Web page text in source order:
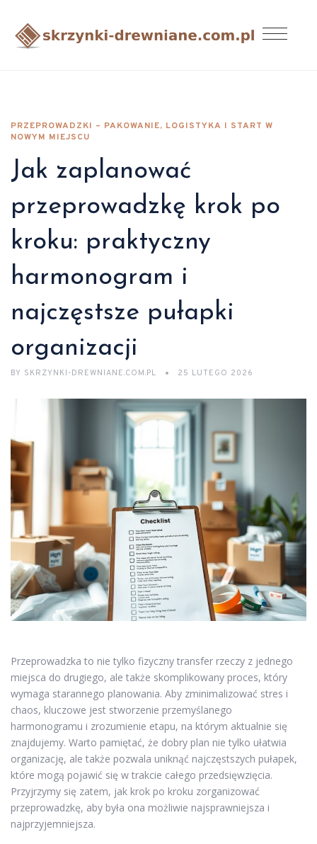
PRZEPROWADZKI – PAKOWANIE, LOGISTYKA I START W
NOWYM MIEJSCU
Jak zaplanować
przeprowadzkę krok po
kroku: praktyczny
harmonogram i
najczęstsze pułapki
organizacji
BY SKRZYNKI-DREWNIANE.COM.PL 25 LUTEGO 2026
Przeprowadzka to nie tylko fizyczny transfer rzeczy z jednego
miejsca do drugiego, ale także skomplikowany proces, który
wymaga starannego planowania. Aby zminimalizować stres i
chaos, kluczowe jest stworzenie przemyślanego
harmonogramu i zrozumienie etapu, na którym aktualnie się
znajdujemy. Warto pamiętać, że dobry plan nie tylko ułatwia
organizację, ale także pozwala uniknąć najczęstszych pułapek,
które mogą pojawić się w trakcie całego przedsięwzięcia.
Przyjrzymy się zatem, jak krok po kroku zorganizować
przeprowadzkę, aby była ona możliwie najsprawniejsza i
najprzyjemniejsza.